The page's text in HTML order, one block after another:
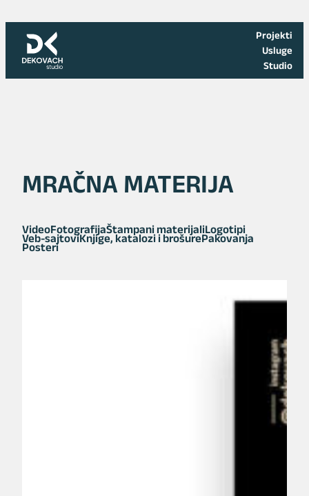
sadržaj
Projekti
Usluge
Studio
MRAČNA MATERIJA
VideoFotografijaŠtampani materijaliLogotipi
Veb-sajtoviKnjige, katalozi i brošurePakovanja
Posteri